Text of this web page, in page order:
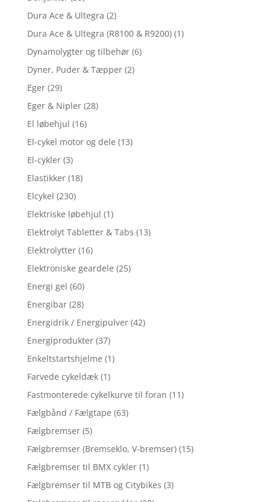
Dura Ace & Ultegra (2)
Dura Ace & Ultegra (R8100 & R9200) (1)
Dynamolygter og tilbehør (6)
Dyner, Puder & Tæpper (2)
Eger (29)
Eger & Nipler (28)
El løbehjul (16)
El-cykel motor og dele (13)
El-cykler (3)
Elastikker (18)
Elcykel (230)
Elektriske løbehjul (1)
Elektrolyt Tabletter & Tabs (13)
Elektrolytter (16)
Elektroniske geardele (25)
Energi gel (60)
Energibar (28)
Energidrik / Energipulver (42)
Energiprodukter (37)
Enkeltstartshjelme (1)
Farvede cykeldæk (1)
Fastmonterede cykelkurve til foran (11)
Fælgbånd / Fælgtape (63)
Fælgbremser (5)
Fælgbremser (Bremseklo, V-bremser) (15)
Fælgbremser til BMX cykler (1)
Fælgbremser til MTB og Citybikes (3)